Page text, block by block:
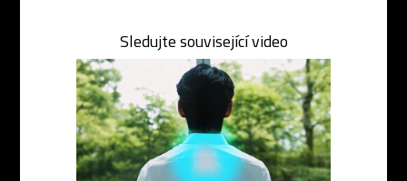
Sledujte související video